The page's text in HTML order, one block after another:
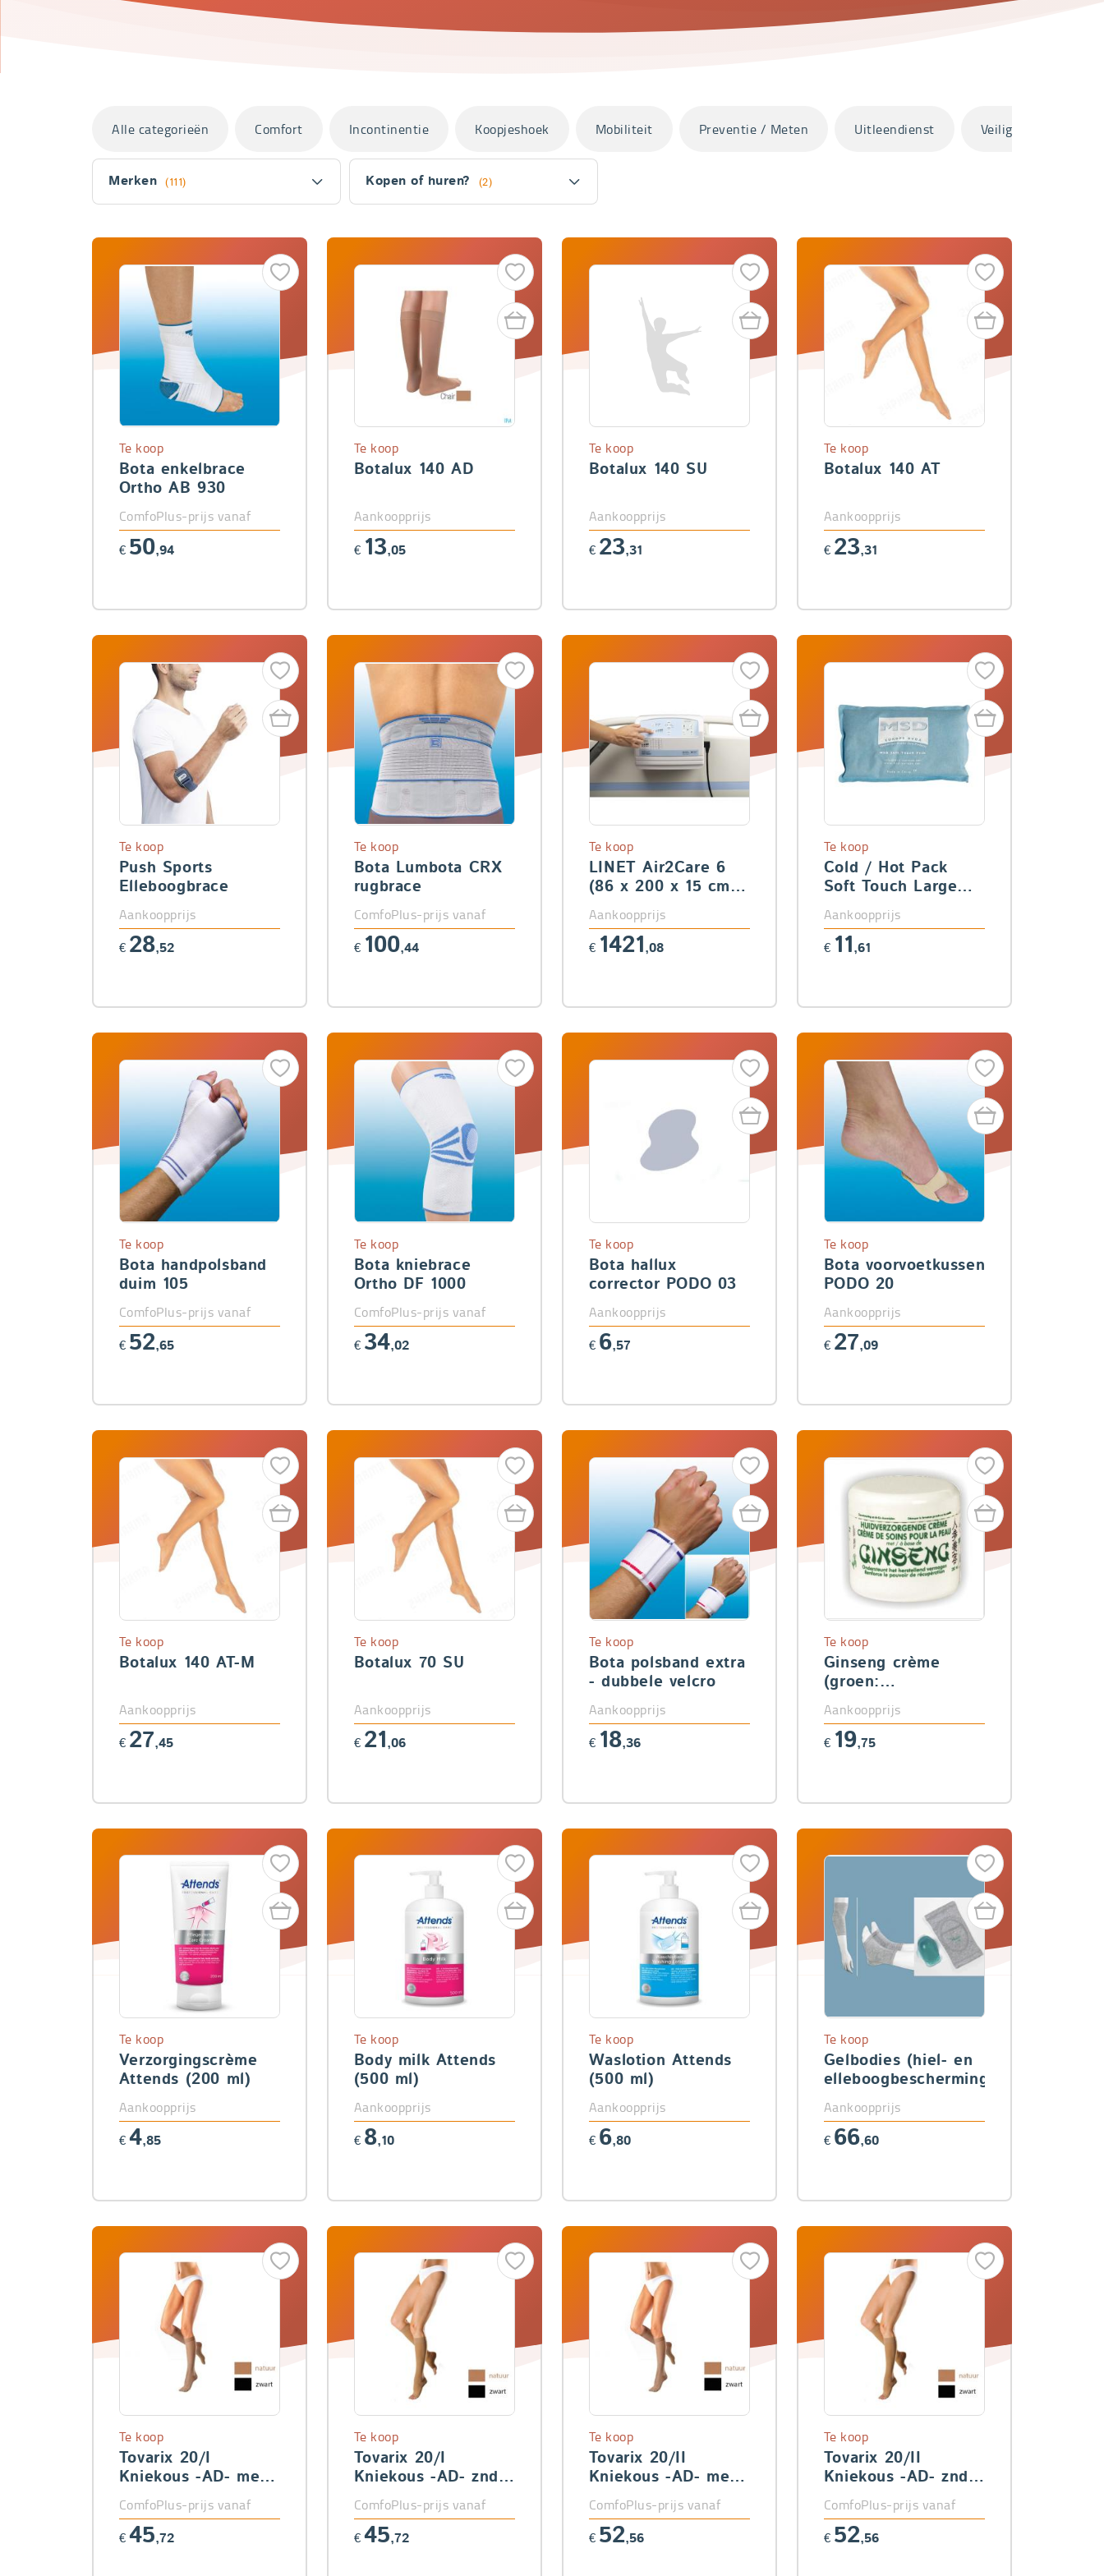
section
Filter
Merken (111) Kopen of huren? (2)
Alle categorieën Comfort Incontinentie Koopjeshoek Mobiliteit Preventie / Meten Uitleendienst Veilig onderweg
Producten
Bota enkelbrace
Ortho AB 930
Te koop
ComfoPlus-prijs vanaf
€ 50,94
Botalux 140 AD
Te koop
Aankoopprijs
€ 13,05
Botalux 140 SU
Te koop
Aankoopprijs
€ 23,31
Botalux 140 AT
Te koop
Aankoopprijs
€ 23,31
Push Sports
Elleboogbrace
Te koop
Aankoopprijs
€ 28,52
Bota Lumbota CRX
rugbrace
Te koop
ComfoPlus-prijs vanaf
€ 100,44
LINET Air2Care 6
(86 x 200 x 15 cm)
Te koop
Aankoopprijs
€ 1421,08
Cold / Hot Pack
Soft Touch Large
Te koop
Aankoopprijs
€ 11,61
Bota handpolsband
duim 105
Te koop
ComfoPlus-prijs vanaf
€ 52,65
Bota kniebrace
Ortho DF 1000
Te koop
ComfoPlus-prijs vanaf
€ 34,02
Bota hallux
corrector PODO 03
Te koop
Aankoopprijs
€ 6,57
Bota voorvoetkussen
PODO 20
Te koop
Aankoopprijs
€ 27,09
Botalux 140 AT-M
Te koop
Aankoopprijs
€ 27,45
Botalux 70 SU
Te koop
Aankoopprijs
€ 21,06
Bota polsband extra
- dubbele velcro
Te koop
Aankoopprijs
€ 18,36
Ginseng crème
(groen:
Te koop
Aankoopprijs
€ 19,75
Verzorgingscrème
Attends (200 ml)
Te koop
Aankoopprijs
€ 4,85
Body milk Attends
(500 ml)
Te koop
Aankoopprijs
€ 8,10
Waslotion Attends
(500 ml)
Te koop
Aankoopprijs
€ 6,80
Gelbodies (hiel- en
elleboogbescherming)
Te koop
Aankoopprijs
€ 66,60
Tovarix 20/I
Kniekous -AD- met
teen
Te koop
ComfoPlus-prijs vanaf
€ 45,72
Tovarix 20/I
Kniekous -AD- znd
teen
Te koop
ComfoPlus-prijs vanaf
€ 45,72
Tovarix 20/II
Kniekous -AD- met
teen
Te koop
ComfoPlus-prijs vanaf
€ 52,56
Tovarix 20/II
Kniekous -AD- znd
teen
Te koop
ComfoPlus-prijs vanaf
€ 52,56